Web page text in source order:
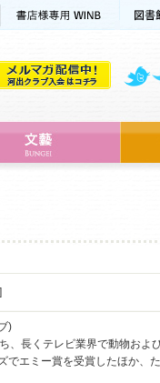
)
、長くテレビ業界で動物お
エミー賞を受賞したほか、